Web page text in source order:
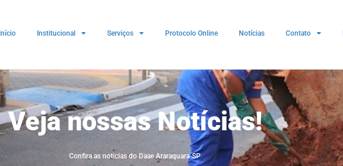
Início Institucional Serviços Protocolo Online Notícias Contato
Veja nossas Notícias!
Confira as noticias do Daae Araraquara-SP